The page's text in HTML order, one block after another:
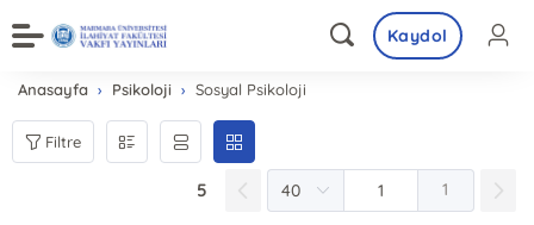
Kaydol
Anasayfa Psikoloji Sosyal Psikoloji
Filtre
5 1